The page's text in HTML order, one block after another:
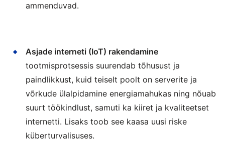
ammenduvad.
Asjade interneti (IoT) rakendamine
tootmisprotsessis suurendab tõhusust ja
paindlikkust, kuid teiselt poolt on serverite ja
võrkude ülalpidamine energiamahukas ning nõuab
suurt töökindlust, samuti ka kiiret ja kvaliteetset
internetti. Lisaks toob see kaasa uusi riske
küberturvalisuses.